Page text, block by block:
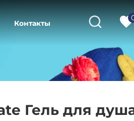
Контакты
Гель для